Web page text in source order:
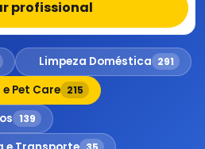
profissional
Limpeza Doméstica 291
Pet Care 215
139